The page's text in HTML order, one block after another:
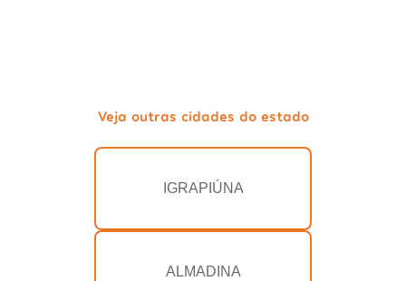
Veja outras cidades do estado
IGRAPIÚNA
ALMADINA